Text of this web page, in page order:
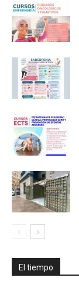
El tiempo